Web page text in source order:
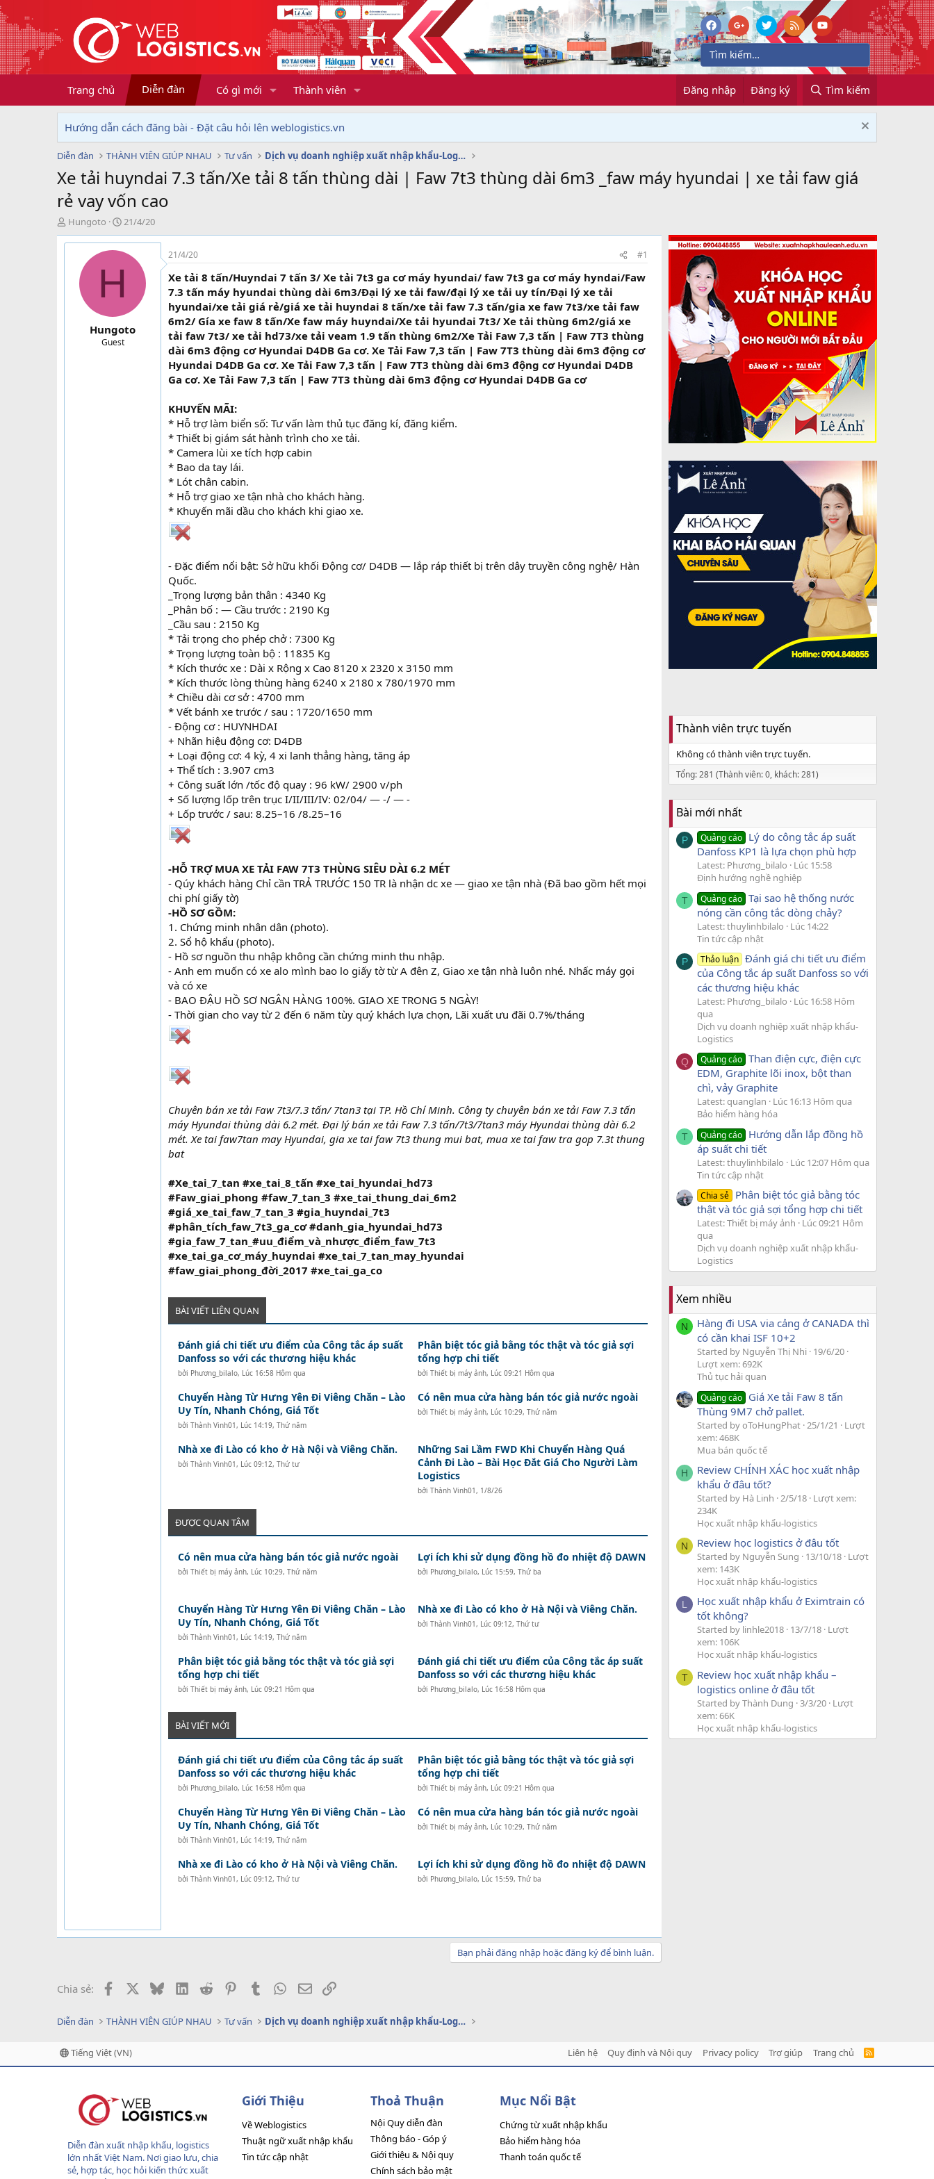
Trang chủ Diễn đàn Có gì mới Thành viên Đăng nhập Đăng ký Tìm kiếm
Hướng dẫn cách đăng bài - Đặt câu hỏi lên weblogistics.vn
Diễn đàn THÀNH VIÊN GIÚP NHAU Tư vấn Dịch vụ doanh nghiệp xuất nhập khẩu-Logistics
Xe tải huyndai 7.3 tấn/Xe tải 8 tấn thùng dài | Faw 7t3 thùng dài 6m3 _faw máy hyundai | xe tải faw giá
rẻ vay vốn cao
T
h
r
Hungoto
N
g
à
y
g
i
21/4/20
H
Hungoto
Guest
21/4/20 #1
Xe tải 8 tấn/Huyndai 7 tấn 3/ Xe tải 7t3 ga cơ máy hyundai/ faw 7t3 ga cơ máy hyndai/Faw
7.3 tấn máy hyundai thùng dài 6m3/Đại lý xe tải faw/đại lý xe tải uy tín/Đại lý xe tải
hyundai/xe tải giá rẻ/giá xe tải huyndai 8 tấn/xe tải faw 7.3 tấn/gia xe faw 7t3/xe tải faw
6m2/ Gía xe faw 8 tấn/Xe faw máy huyndai/Xe tải hyundai 7t3/ Xe tải thùng 6m2/giá xe
tải faw 7t3/ xe tải hd73/xe tải veam 1.9 tấn thùng 6m2/Xe Tải Faw 7,3 tấn | Faw 7T3 thùng
dài 6m3 động cơ Hyundai D4DB Ga cơ. Xe Tải Faw 7,3 tấn | Faw 7T3 thùng dài 6m3 động cơ
Hyundai D4DB Ga cơ. Xe Tải Faw 7,3 tấn | Faw 7T3 thùng dài 6m3 động cơ Hyundai D4DB
Ga cơ. Xe Tải Faw 7,3 tấn | Faw 7T3 thùng dài 6m3 động cơ Hyundai D4DB Ga cơ
KHUYẾN MÃI:
* Hỗ trợ làm biển số: Tư vấn làm thủ tục đăng kí, đăng kiểm.
* Thiết bị giám sát hành trình cho xe tải.
* Camera lùi xe tích hợp cabin
* Bao da tay lái.
* Lót chân cabin.
* Hỗ trợ giao xe tận nhà cho khách hàng.
* Khuyến mãi dầu cho khách khi giao xe.
- Đặc điểm nổi bật: Sở hữu khối Động cơ/ D4DB — lắp ráp thiết bị trên dây truyền công nghệ/ Hàn
Quốc.
_Trọng lượng bản thân : 4340 Kg
_Phân bố : — Cầu trước : 2190 Kg
_Cầu sau : 2150 Kg
* Tải trọng cho phép chở : 7300 Kg
* Trọng lượng toàn bộ : 11835 Kg
* Kích thước xe : Dài x Rộng x Cao 8120 x 2320 x 3150 mm
* Kích thước lòng thùng hàng 6240 x 2180 x 780/1970 mm
* Chiều dài cơ sở : 4700 mm
* Vết bánh xe trước / sau : 1720/1650 mm
- Động cơ : HUYNHDAI
+ Nhãn hiệu động cơ: D4DB
+ Loại động cơ: 4 kỳ, 4 xi lanh thẳng hàng, tăng áp
+ Thể tích : 3.907 cm3
+ Công suất lớn /tốc độ quay : 96 kW/ 2900 v/ph
+ Số lượng lốp trên trục I/II/III/IV: 02/04/ — -/ — -
+ Lốp trước / sau: 8.25–16 /8.25–16
-HỖ TRỢ MUA XE TẢI FAW 7T3 THÙNG SIÊU DÀI 6.2 MÉT
- Qúy khách hàng Chỉ cần TRẢ TRƯỚC 150 TR là nhận dc xe — giao xe tận nhà (Đã bao gồm hết mọi
chi phí giấy tờ)
-HỒ SƠ GỒM:
1. Chứng minh nhân dân (photo).
2. Sổ hộ khẩu (photo).
- Hồ sơ nguồn thu nhập không cần chứng minh thu nhập.
- Anh em muốn có xe alo mình bao lo giấy tờ từ A đên Z, Giao xe tận nhà luôn nhé. Nhấc máy gọi
và có xe
- BAO ĐẬU HỒ SƠ NGÂN HÀNG 100%. GIAO XE TRONG 5 NGÀY!
- Thời gian cho vay từ 2 đến 6 năm tùy quý khách lựa chọn, Lãi xuất ưu đãi 0.7%/tháng
Chuyên bán xe tải Faw 7t3/7.3 tấn/ 7tan3 tại TP. Hồ Chí Minh. Công ty chuyên bán xe tải Faw 7.3 tấn
máy Hyundai thùng dài 6.2 mét. Đại lý bán xe tải Faw 7.3 tấn/7t3/7tan3 máy Hyundai thùng dài 6.2
mét. Xe tai faw7tan may Hyundai, gia xe tai faw 7t3 thung mui bat, mua xe tai faw tra gop 7.3t thung
bat
#Xe_tai_7_tan #xe_tai_8_tấn #xe_tai_hyundai_hd73
#Faw_giai_phong #faw_7_tan_3 #xe_tai_thung_dai_6m2
#giá_xe_tai_faw_7_tan_3 #gia_huyndai_7t3
#phân_tích_faw_7t3_ga_cơ #danh_gia_hyundai_hd73
#gia_faw_7_tan_#uu_điểm_và_nhược_điểm_faw_7t3
#xe_tai_ga_cơ_máy_huyndai #xe_tai_7_tan_may_hyundai
#faw_giai_phong_đời_2017 #xe_tai_ga_co
BÀI VIẾT LIÊN QUAN
Đánh giá chi tiết ưu điểm của Công tắc áp suất
Danfoss so với các thương hiệu khác
bởi Phương_bilalo, Lúc 16:58 Hôm qua
Phân biệt tóc giả bằng tóc thật và tóc giả sợi
tổng hợp chi tiết
bởi Thiết bị máy ảnh, Lúc 09:21 Hôm qua
Chuyển Hàng Từ Hưng Yên Đi Viêng Chăn – Lào
Uy Tín, Nhanh Chóng, Giá Tốt
bởi Thành Vinh01, Lúc 14:19, Thứ năm
Có nên mua cửa hàng bán tóc giả nước ngoài
bởi Thiết bị máy ảnh, Lúc 10:29, Thứ năm
Nhà xe đi Lào có kho ở Hà Nội và Viêng Chăn.
bởi Thành Vinh01, Lúc 09:12, Thứ tư
Những Sai Lầm FWD Khi Chuyển Hàng Quá
Cảnh Đi Lào – Bài Học Đắt Giá Cho Người Làm
Logistics
bởi Thành Vinh01, 1/8/26
ĐƯỢC QUAN TÂM
Có nên mua cửa hàng bán tóc giả nước ngoài
bởi Thiết bị máy ảnh, Lúc 10:29, Thứ năm
Lợi ích khi sử dụng đồng hồ đo nhiệt độ DAWN
bởi Phương_bilalo, Lúc 15:59, Thứ ba
Chuyển Hàng Từ Hưng Yên Đi Viêng Chăn – Lào
Uy Tín, Nhanh Chóng, Giá Tốt
bởi Thành Vinh01, Lúc 14:19, Thứ năm
Nhà xe đi Lào có kho ở Hà Nội và Viêng Chăn.
bởi Thành Vinh01, Lúc 09:12, Thứ tư
Phân biệt tóc giả bằng tóc thật và tóc giả sợi
tổng hợp chi tiết
bởi Thiết bị máy ảnh, Lúc 09:21 Hôm qua
Đánh giá chi tiết ưu điểm của Công tắc áp suất
Danfoss so với các thương hiệu khác
bởi Phương_bilalo, Lúc 16:58 Hôm qua
BÀI VIẾT MỚI
Đánh giá chi tiết ưu điểm của Công tắc áp suất
Danfoss so với các thương hiệu khác
bởi Phương_bilalo, Lúc 16:58 Hôm qua
Phân biệt tóc giả bằng tóc thật và tóc giả sợi
tổng hợp chi tiết
bởi Thiết bị máy ảnh, Lúc 09:21 Hôm qua
Chuyển Hàng Từ Hưng Yên Đi Viêng Chăn – Lào
Uy Tín, Nhanh Chóng, Giá Tốt
bởi Thành Vinh01, Lúc 14:19, Thứ năm
Có nên mua cửa hàng bán tóc giả nước ngoài
bởi Thiết bị máy ảnh, Lúc 10:29, Thứ năm
Nhà xe đi Lào có kho ở Hà Nội và Viêng Chăn.
bởi Thành Vinh01, Lúc 09:12, Thứ tư
Lợi ích khi sử dụng đồng hồ đo nhiệt độ DAWN
bởi Phương_bilalo, Lúc 15:59, Thứ ba
Bạn phải đăng nhập hoặc đăng ký để bình luận.
Chia sẻ: Facebook BlueskyLinkedIn
Reddit PinterestTumblr WhatsApp
EmailLink
Thành viên trực tuyến
Không có thành viên trực tuyến.
Tổng: 281 (Thành viên: 0, khách: 281)
Bài mới nhất
P Quảng cáo Lý do công tắc áp suất
Danfoss KP1 là lựa chọn phù hợp
Latest: Phương_bilalo
Lúc 15:58
Định hướng nghề nghiệp
T Quảng cáo Tại sao hệ thống nước
nóng cần công tắc dòng chảy?
Latest: thuylinhbilalo
Lúc 14:22
Tin tức cập nhật
P Thảo luận Đánh giá chi tiết ưu điểm
của Công tắc áp suất Danfoss so với
các thương hiệu khác
Latest: Phương_bilalo
Lúc 16:58 Hôm
qua
Dịch vụ doanh nghiệp xuất nhập khẩu-
Logistics
Q Quảng cáo Than điện cực, điện cực
EDM, Graphite lõi inox, bột than
chì, vảy Graphite
Latest: quanglan
Lúc 16:13 Hôm qua
Bảo hiểm hàng hóa
T Quảng cáo Hướng dẫn lắp đồng hồ
áp suất chi tiết
Latest: thuylinhbilalo
Lúc 12:07 Hôm qua
Tin tức cập nhật
Chia sẻ Phân biệt tóc giả bằng tóc
thật và tóc giả sợi tổng hợp chi tiết
Latest: Thiết bị máy ảnh
Lúc 09:21 Hôm
qua
Dịch vụ doanh nghiệp xuất nhập khẩu-
Logistics
Xem nhiều
N
Hàng đi USA via cảng ở CANADA thì
có cần khai ISF 10+2
Started by Nguyễn Thị Nhi 19/6/20
Lượt xem: 692K
Thủ tục hải quan
Quảng cáo Giá Xe tải Faw 8 tấn
Thùng 9M7 chở pallet.
Started by oToHungPhat 25/1/21
Lượt
xem: 468K
Mua bán quốc tế
H
Review CHÍNH XÁC học xuất nhập
khẩu ở đâu tốt?
Started by Hà Linh 2/5/18 Lượt xem:
234K
Học xuất nhập khẩu-logistics
N Review học logistics ở đâu tốt
Started by Nguyễn Sung 13/10/18 Lượt
xem: 143K
Học xuất nhập khẩu-logistics
L
Học xuất nhập khẩu ở Eximtrain có
tốt không?
Started by linhle2018 13/7/18 Lượt
xem: 106K
Học xuất nhập khẩu-logistics
T
Review học xuất nhập khẩu –
logistics online ở đâu tốt
Started by Thành Dung 3/3/20 Lượt
xem: 66K
Học xuất nhập khẩu-logistics
Diễn đàn THÀNH VIÊN GIÚP NHAU Tư vấn Dịch vụ doanh nghiệp xuất nhập khẩu-Logistics
Tiếng Việt (VN) Liên hệ Quy định và Nội quy Privacy policy Trợ giúp Trang chủ
R
Diễn đàn xuất nhập khẩu, logistics
lớn nhất Việt Nam. Nơi giao lưu, chia
sẻ, hợp tác, học hỏi kiến thức xuất
Giới Thiệu
Về Weblogistics
Thuật ngữ xuất nhập khẩu
Tin tức cập nhật
Thoả Thuận
Nội Quy diễn đàn
Thông báo - Góp ý
Giới thiệu & Nội quy
Chính sách bảo mật
Mục Nổi Bật
Chứng từ xuất nhập khẩu
Bảo hiểm hàng hóa
Thanh toán quốc tế